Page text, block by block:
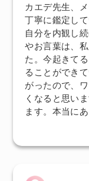
カエデ先生、
丁寧に鑑定し
自分を内観し
やお言葉は、
た。今起きて
ることができ
がったので、
くなると思い
ます。本当に